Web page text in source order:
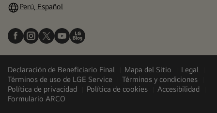
Perú, Español
Declaración de Beneficiario Final Mapa del Sitio
Legal
Términos de uso de LGE Service
Términos y condiciones
Política de privacidad
Política de cookies
Accesibilidad
Formulario ARCO